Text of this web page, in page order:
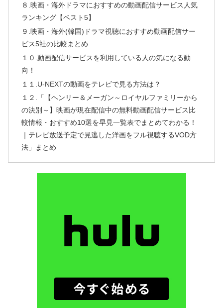
８.映画・海外ドラマにおすすめの動画配信サービス人気
ランキング【ベスト5】
９.映画・海外(韓国)ドラマ視聴におすすめ動画配信サー
ビス5社の比較まとめ
１０.動画配信サービスを利用している人の気になる動
向！
１１.U-NEXTの動画をテレビで見る方法は？
１２.「【ヘンリー＆メーガン～ロイヤルファミリーから
の決別～】映画が現在配信中の無料動画配信サービス比
較情報・おすすめ10選を早見一覧表でまとめてわかる！
｜テレビ放送予定で見逃した洋画をフル視聴するVOD方
法」まとめ